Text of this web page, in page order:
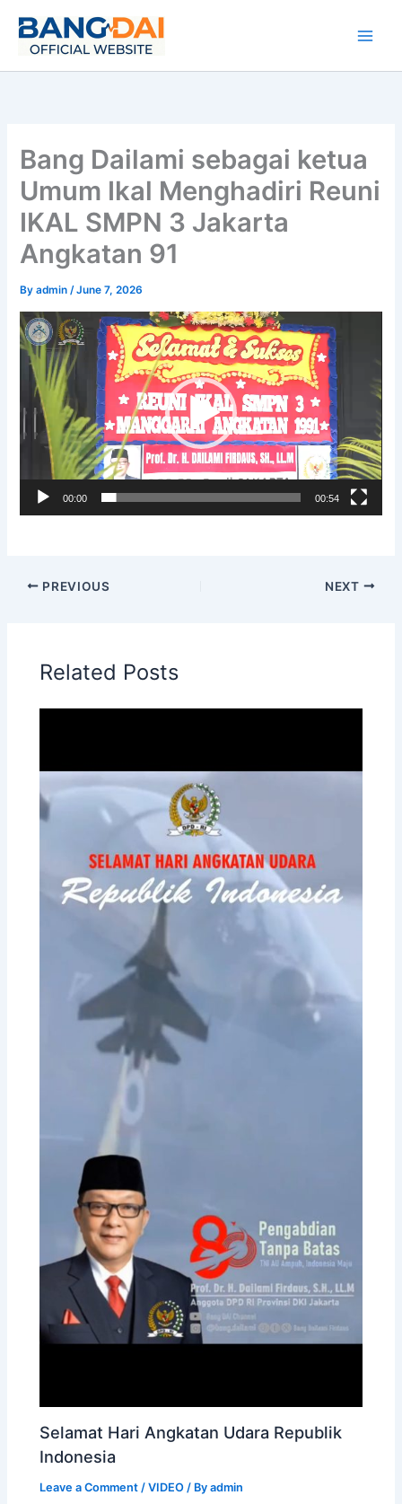
content
Bang Dailami sebagai ketua
Umum Ikal Menghadiri Reuni
IKAL SMPN 3 Jakarta
Angkatan 91
Byadmin/June 7, 2026
Video
Player
00:00 00:54
PREVIOUS NEXT
Related Posts
Selamat Hari Angkatan Udara Republik
Indonesia
Leave a Comment /VIDEO / Byadmin